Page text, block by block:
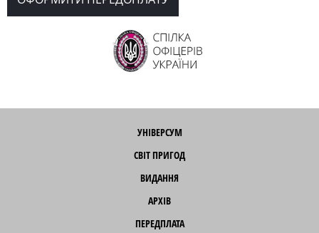
УНІВЕРСУМ
СВІТ ПРИГОД
ВИДАННЯ
АРХІВ
ПЕРЕДПЛАТА